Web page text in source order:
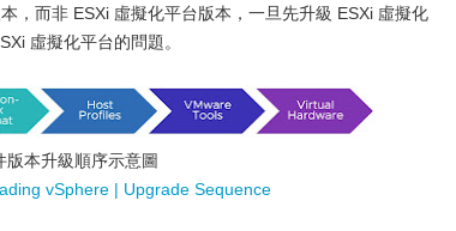
，而非 ESXi 虛擬化平台版本，一旦先升級 ESXi 虛擬化
虛擬化平台的問題。
本升級順序示意圖
vSphere | Upgrade Sequence